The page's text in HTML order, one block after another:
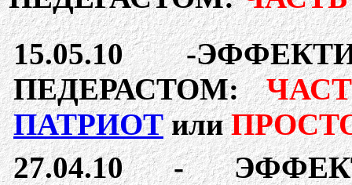
15.05.10 -
ПЕДЕРАСТОМ:
ПАТРИОТили
27.04.10 -